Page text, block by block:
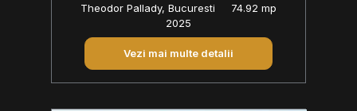
Theodor Pallady, Bucuresti
74.92 mp
2025
Vezi mai multe detalii